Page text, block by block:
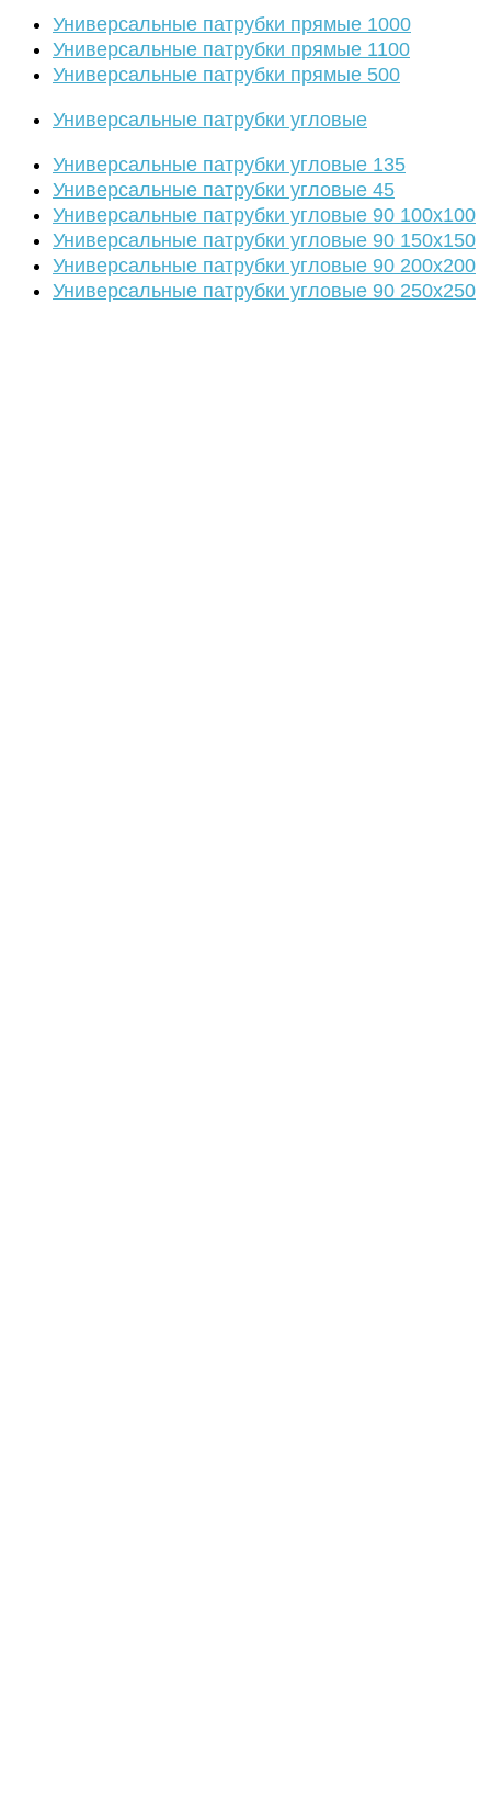
Универсальные патрубки прямые 1000
Универсальные патрубки прямые 1100
Универсальные патрубки прямые 500
Универсальные патрубки угловые
Универсальные патрубки угловые 135
Универсальные патрубки угловые 45
Универсальные патрубки угловые 90 100х100
Универсальные патрубки угловые 90 150х150
Универсальные патрубки угловые 90 200х200
Универсальные патрубки угловые 90 250х250